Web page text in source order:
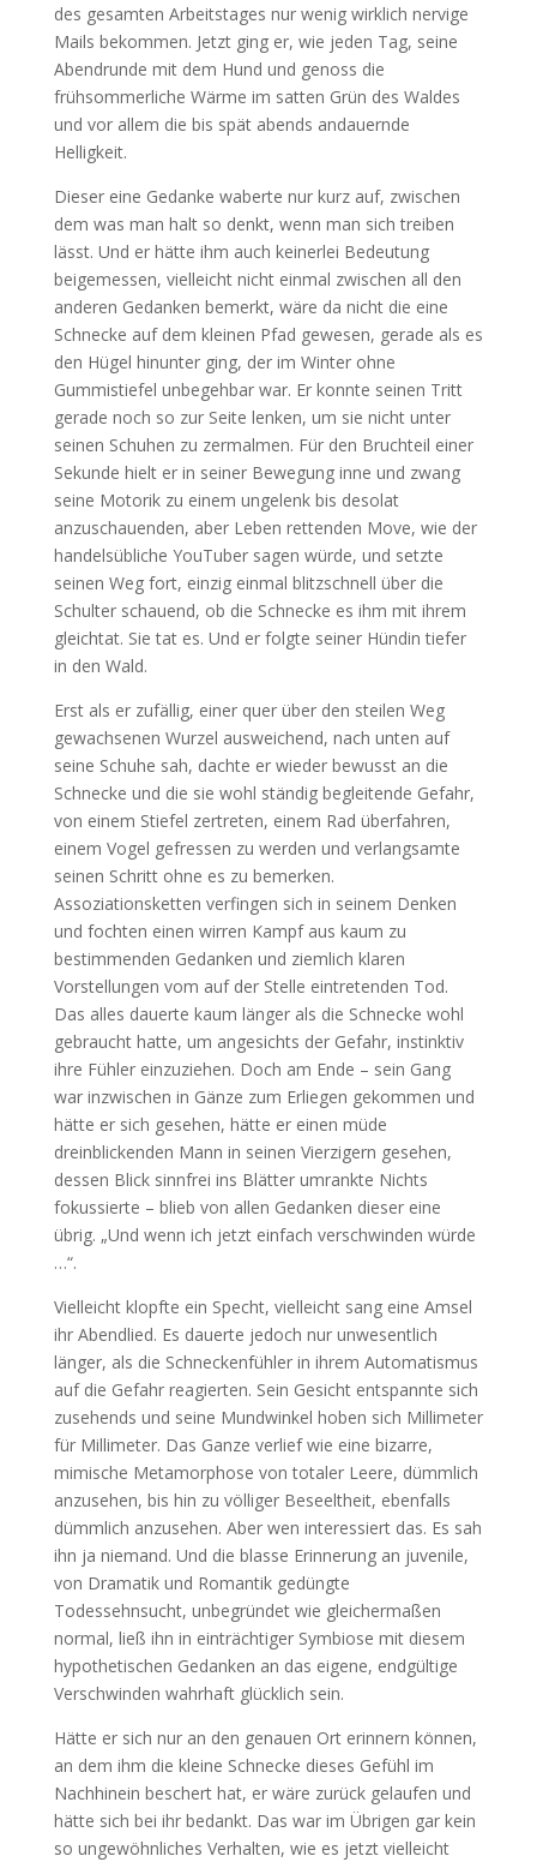
des gesamten Arbeitstages nur wenig wirklich nervige
Mails bekommen. Jetzt ging er, wie jeden Tag, seine
Abendrunde mit dem Hund und genoss die
frühsommerliche Wärme im satten Grün des Waldes
und vor allem die bis spät abends andauernde
Helligkeit.
Dieser eine Gedanke waberte nur kurz auf, zwischen
dem was man halt so denkt, wenn man sich treiben
lässt. Und er hätte ihm auch keinerlei Bedeutung
beigemessen, vielleicht nicht einmal zwischen all den
anderen Gedanken bemerkt, wäre da nicht die eine
Schnecke auf dem kleinen Pfad gewesen, gerade als es
den Hügel hinunter ging, der im Winter ohne
Gummistiefel unbegehbar war. Er konnte seinen Tritt
gerade noch so zur Seite lenken, um sie nicht unter
seinen Schuhen zu zermalmen. Für den Bruchteil einer
Sekunde hielt er in seiner Bewegung inne und zwang
seine Motorik zu einem ungelenk bis desolat
anzuschauenden, aber Leben rettenden Move, wie der
handelsübliche YouTuber sagen würde, und setzte
seinen Weg fort, einzig einmal blitzschnell über die
Schulter schauend, ob die Schnecke es ihm mit ihrem
gleichtat. Sie tat es. Und er folgte seiner Hündin tiefer
in den Wald.
Erst als er zufällig, einer quer über den steilen Weg
gewachsenen Wurzel ausweichend, nach unten auf
seine Schuhe sah, dachte er wieder bewusst an die
Schnecke und die sie wohl ständig begleitende Gefahr,
von einem Stiefel zertreten, einem Rad überfahren,
einem Vogel gefressen zu werden und verlangsamte
seinen Schritt ohne es zu bemerken.
Assoziationsketten verfingen sich in seinem Denken
und fochten einen wirren Kampf aus kaum zu
bestimmenden Gedanken und ziemlich klaren
Vorstellungen vom auf der Stelle eintretenden Tod.
Das alles dauerte kaum länger als die Schnecke wohl
gebraucht hatte, um angesichts der Gefahr, instinktiv
ihre Fühler einzuziehen. Doch am Ende – sein Gang
war inzwischen in Gänze zum Erliegen gekommen und
hätte er sich gesehen, hätte er einen müde
dreinblickenden Mann in seinen Vierzigern gesehen,
dessen Blick sinnfrei ins Blätter umrankte Nichts
fokussierte – blieb von allen Gedanken dieser eine
übrig. „Und wenn ich jetzt einfach verschwinden würde
…“.
Vielleicht klopfte ein Specht, vielleicht sang eine Amsel
ihr Abendlied. Es dauerte jedoch nur unwesentlich
länger, als die Schneckenfühler in ihrem Automatismus
auf die Gefahr reagierten. Sein Gesicht entspannte sich
zusehends und seine Mundwinkel hoben sich Millimeter
für Millimeter. Das Ganze verlief wie eine bizarre,
mimische Metamorphose von totaler Leere, dümmlich
anzusehen, bis hin zu völliger Beseeltheit, ebenfalls
dümmlich anzusehen. Aber wen interessiert das. Es sah
ihn ja niemand. Und die blasse Erinnerung an juvenile,
von Dramatik und Romantik gedüngte
Todessehnsucht, unbegründet wie gleichermaßen
normal, ließ ihn in einträchtiger Symbiose mit diesem
hypothetischen Gedanken an das eigene, endgültige
Verschwinden wahrhaft glücklich sein.
Hätte er sich nur an den genauen Ort erinnern können,
an dem ihm die kleine Schnecke dieses Gefühl im
Nachhinein beschert hat, er wäre zurück gelaufen und
hätte sich bei ihr bedankt. Das war im Übrigen gar kein
so ungewöhnliches Verhalten, wie es jetzt vielleicht